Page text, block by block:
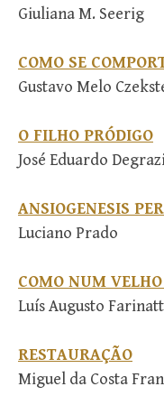
Giuliana M. Seerig
COMO SE
Gustavo Melo
O FILHO PRÓDIGO
José Eduardo
ANSIOGENESIS
Luciano Prado
COMO NUM
Luís Augusto
RESTAURAÇÃO
Miguel da Costa